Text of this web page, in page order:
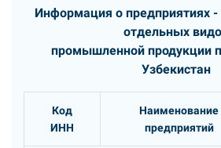
Информация о предприятиях -
отдельных
промышленной продукции
Узбекистан
Код
ИНН
Наименование
предприятий